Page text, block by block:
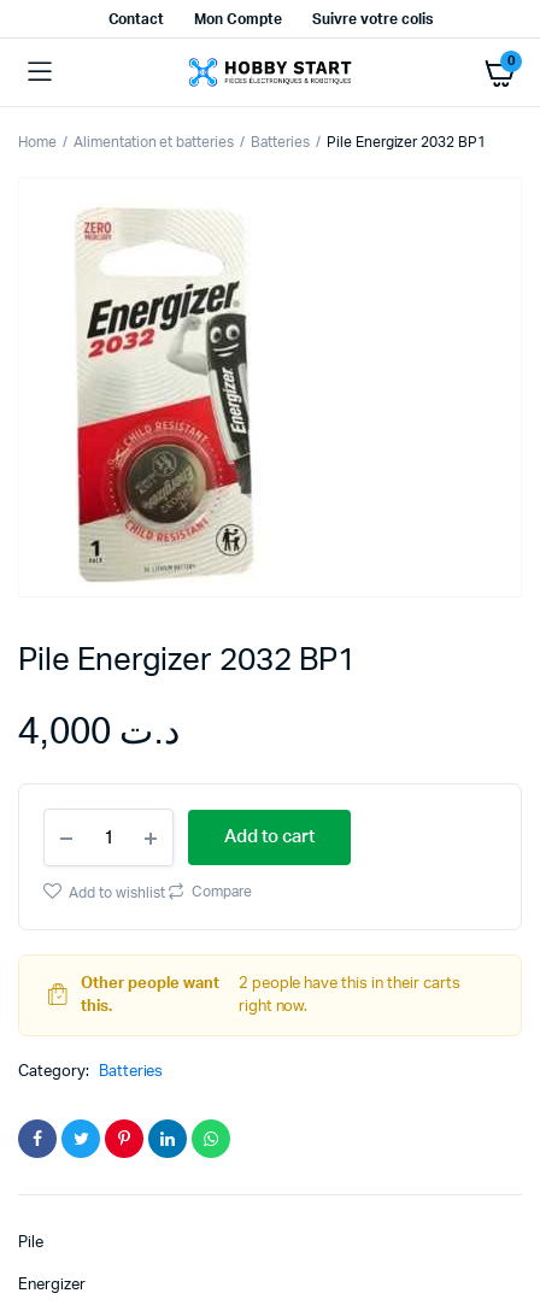
Contact Mon Compte Suivre votre colis
0
Home Alimentation et batteries Batteries Pile Energizer 2032 BP1
Pile Energizer 2032 BP1
د.ت
Energizer
2032
BP1
Add to cart
Add to wishlist Compare
Other people want
this.
2 people have this in their carts
right now.
Category: Batteries
Pile
Energizer